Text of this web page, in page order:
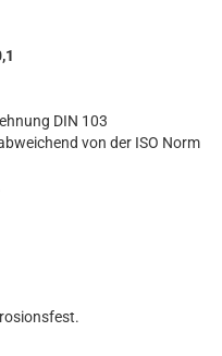
DIN 103
von der ISO Norm